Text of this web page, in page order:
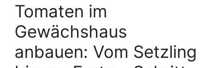
Tomaten im
Gewächshaus
anbauen: Vom Setzling